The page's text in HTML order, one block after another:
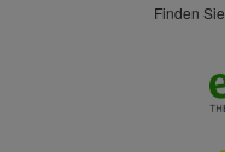
finden Sie einige der Rezensionen